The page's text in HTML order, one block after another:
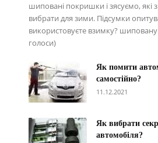
шиповані покришки і зясуємо, які
вибрати для зими. Підсумки
використовуєте взимку?
голоси)
Як помити
самостійно?
11.12.2021
Як вибрати
автомобіля?